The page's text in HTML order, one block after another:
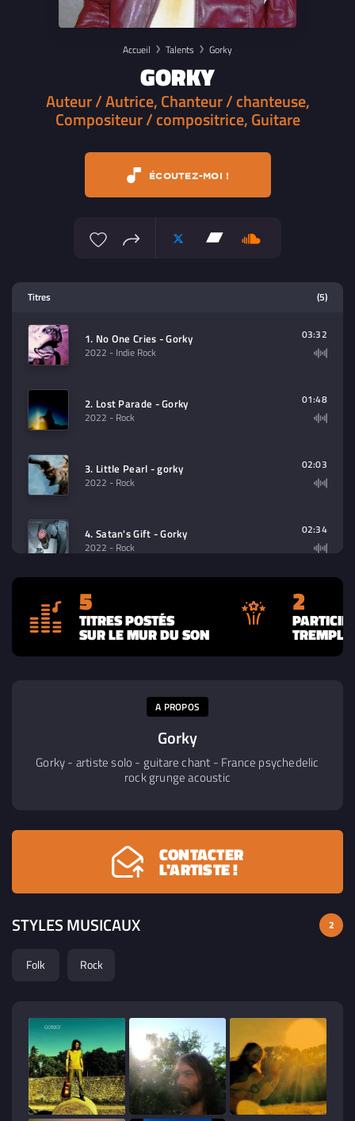
Accueil Talents Gorky
GORKY
Auteur / Autrice, Chanteur / chanteuse,
Compositeur / compositrice, Guitare
ÉCOUTEZ-MOI !
contenu à lire (audio/video)
Titres (5)
1. No One Cries - Gorky
2022 - Indie Rock
03:32
2. Lost Parade - Gorky
2022 - Rock
01:48
3. Little Pearl - gorky
2022 - Rock
02:03
4. Satan's Gift - Gorky
2022 - Rock
02:34
5. No One Cries - Gorky
2022
03:32
5
TITRES POSTÉS
SUR LE MUR DU SON
2
A PROPOS
Gorky
Gorky - artiste solo - guitare chant - France psychedelic
rock grunge acoustic
CONTACTER
L'ARTISTE !
STYLES MUSICAUX 2
Folk Rock